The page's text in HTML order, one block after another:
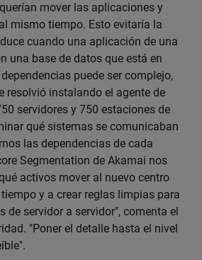
mover las aplicaciones y
mismo tiempo. Esto evitaría la
cuando una aplicación de una
una base de datos que está en
puede ser complejo,
resolvió instalando el agente de
servidores y 750 estaciones de
qué sistemas se comunicaban
las dependencias de cada
Segmentation de Akamai nos
activos mover al nuevo centro
y a crear reglas limpias para
de servidor a servidor", comenta el
"Poner el detalle hasta el nivel